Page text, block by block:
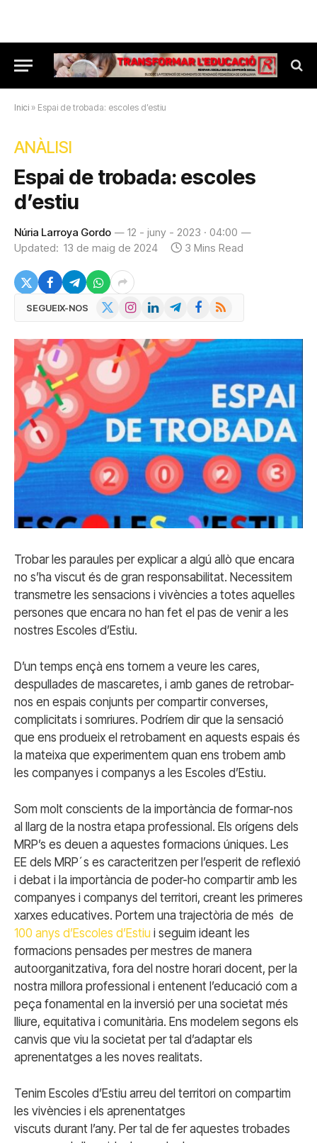
Inici » Espai de trobada: escoles d’estiu
ANÀLISI
Espai de trobada: escoles
d’estiu
Núria Larroya Gordo
12 - juny - 2023 · 04:00
Updated: 13 de maig de 2024 3 Mins Read
SEGUEIX-NOS InstagramLinkedInTelegramFacebook
RSS
Trobar les paraules per explicar a algú allò que encara
no s’ha viscut és de gran responsabilitat. Necessitem
transmetre les sensacions i vivències a totes aquelles
persones que encara no han fet el pas de venir a les
nostres Escoles d’Estiu.
D’un temps ençà ens tornem a veure les cares,
despullades de mascaretes, i amb ganes de retrobar-
nos en espais conjunts per compartir converses,
complicitats i somriures. Podríem dir que la sensació
que ens produeix el retrobament en aquests espais és
la mateixa que experimentem quan ens trobem amb
les companyes i companys a les Escoles d’Estiu.
Som molt conscients de la importància de formar-nos
al llarg de la nostra etapa professional. Els orígens dels
MRP’s es deuen a aquestes formacions úniques. Les
EE dels MRP´s es caracteritzen per l’esperit de reflexió
i debat i la importància de poder-ho compartir amb les
companyes i companys del territori, creant les primeres
xarxes educatives. Portem una trajectòria de més de
100 anys d’Escoles d’Estiu i seguim ideant les
formacions pensades per mestres de manera
autoorganitzativa, fora del nostre horari docent, per la
nostra millora professional i entenent l’educació com a
peça fonamental en la inversió per una societat més
lliure, equitativa i comunitària. Ens modelem segons els
canvis que viu la societat per tal d’adaptar els
aprenentatges a les noves realitats.
Tenim Escoles d’Estiu arreu del territori on compartim
les vivències i els aprenentatges
viscuts durant l’any. Per tal de fer aquestes trobades